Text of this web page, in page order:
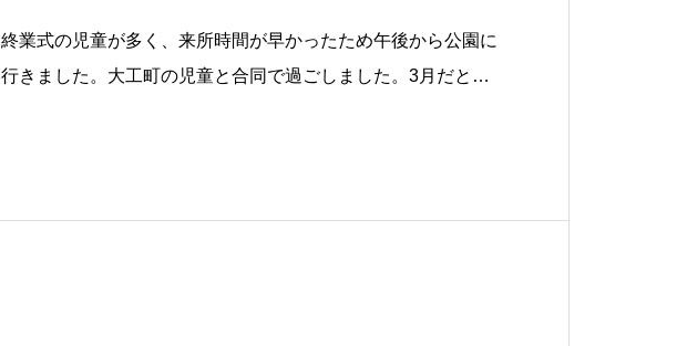
終業式の児童が多く、来所時間が早かったため午後から公園に
行きました。大工町の児童と合同で過ごしました。3月だとい